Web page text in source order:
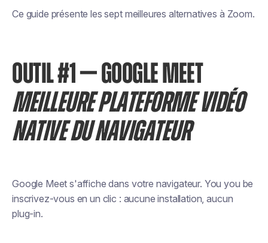
Ce guide présente les sept meilleures alternatives à Zoom.
OUTIL #1 — GOOGLE MEET
MEILLEURE PLATEFORME VIDÉO
NATIVE DU NAVIGATEUR
Google Meet s'affiche dans votre navigateur. You you be
inscrivez-vous en un clic : aucune installation, aucun
plug-in.